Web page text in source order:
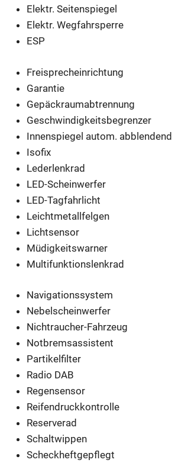
Elektr. Seitenspiegel
Elektr. Wegfahrsperre
ESP
Freisprecheinrichtung
Garantie
Gepäckraumabtrennung
Geschwindigkeitsbegrenzer
Innenspiegel autom. abblendend
Isofix
Lederlenkrad
LED-Scheinwerfer
LED-Tagfahrlicht
Leichtmetallfelgen
Lichtsensor
Müdigkeitswarner
Multifunktionslenkrad
Navigationssystem
Nebelscheinwerfer
Nichtraucher-Fahrzeug
Notbremsassistent
Partikelfilter
Radio DAB
Regensensor
Reifendruckkontrolle
Reserverad
Schaltwippen
Scheckheftgepflegt